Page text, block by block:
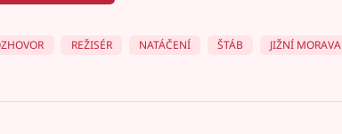
REŽISÉR NATÁČENÍ ŠTÁB JIŽNÍ MORAVA